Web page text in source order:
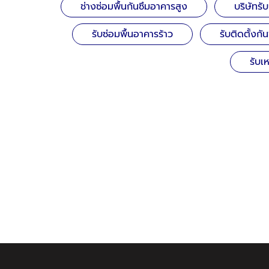
ช่างซ่อมพื้นกันซึมอาคารสูง
บริษัทรั
รับซ่อมพื้นอาคารร้าว
รับติดตั้งกั
รับเ